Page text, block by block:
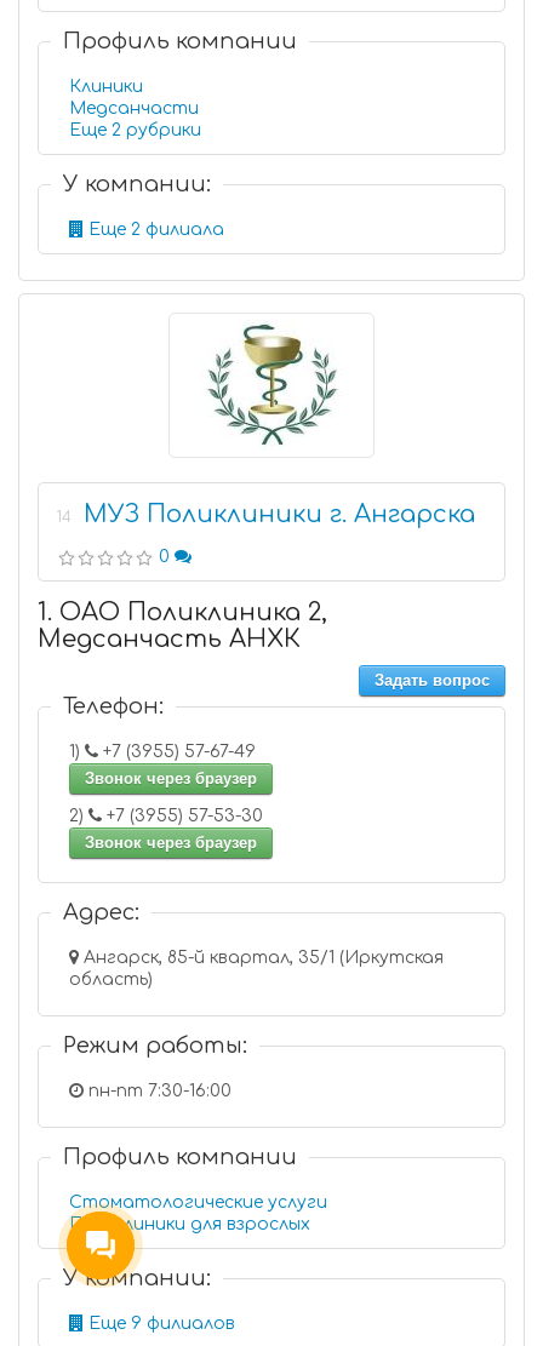
Профиль компании
Клиники
Медсанчасти
Еще 2 рубрики
У компании:
Еще 2 филиала
14 МУЗ Поликлиники г. Ангарска
0
1. ОАО Поликлиника 2,
Медсанчасть АНХК
Задать вопрос
Телефон:
1)
+7 (3955) 57-67-49
Звонок через браузер
2)
+7 (3955) 57-53-30
Звонок через браузер
Адрес:
Ангарск, 85-й квартал, 35/1 (Иркутская
область)
Режим работы:
пн-пт 7:30-16:00
Профиль компании
Стоматологические услуги
Поликлиники для взрослых
У компании:
Еще 9 филиалов